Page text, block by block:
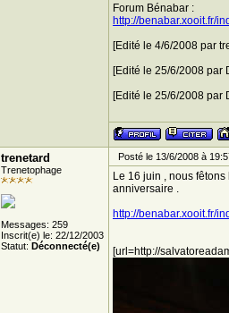
Forum Bénabar :
http://benabar.xooit.fr/
[Edité le 4/6/2008 par
[Edité le 25/6/2008 par
[Edité le 25/6/2008 par
trenetard
Trenetophage
Messages: 259
Inscrit(e) le: 22/12/2003
Statut: Déconnecté(e)
Posté le 13/6/2008 à
Le 16 juin , nous
anniversaire .
http://benabar.xooit.fr/
[url=http://